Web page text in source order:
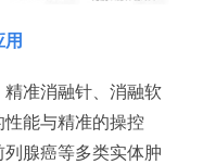
准消融针、消融软
能与精准的操控
腺癌等多类实体肿